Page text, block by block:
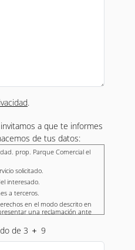
.
a que te informes
de tus datos:
prop. Parque Comercial el
solicitado.
interesado.
a terceros.
en el modo descrito en
una reclamación ante
de 3 9